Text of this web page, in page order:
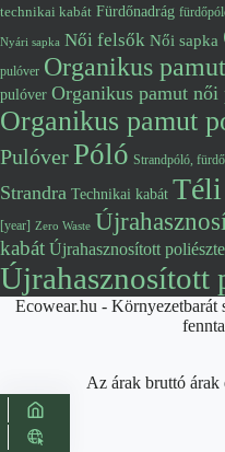
technikai kabát Fürdőnadrág
Nyári sapka Női felsők Női sapka
pulóver Organikus
pulóver Organikus pamut női
Organikus pamut
PulóverPóló Strandpóló,
Strandra Technikai kabát Téli
[year] Zero Waste
kabát Újrahasznosított
Újrahasznosított
Ecowear.hu - Környezetbarát
Az árak bruttó